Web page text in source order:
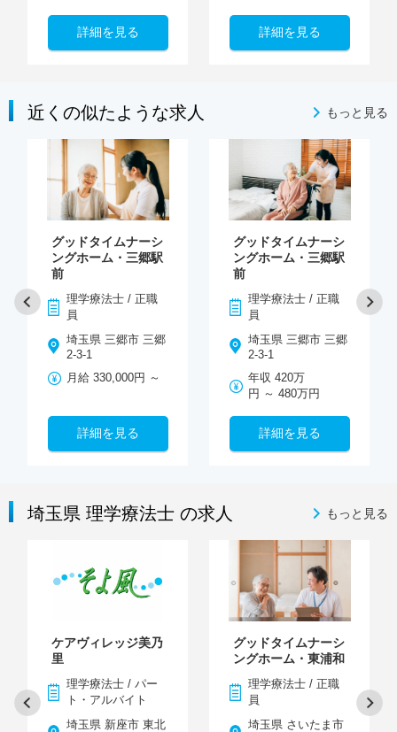
詳細を見る 詳細を見る
近くの似たような求人 もっと見る
グッドタイムナーシ
ングホーム・三郷駅
前
理学療法士 / 正職
員
埼玉県 三郷市 三郷
2-3-1
月給 330,000円 ～
詳細を見る
グッドタイムナーシ
ングホーム・三郷駅
前
理学療法士 / 正職
員
埼玉県 三郷市 三郷
2-3-1
年収 420万
円 ～ 480万円
詳細を見る
埼玉県 理学療法士 の求人 もっと見る
ケアヴィレッジ美乃
里
理学療法士 / パー
ト・アルバイト
埼玉県 新座市 東北
グッドタイムナーシ
ングホーム・東浦和
理学療法士 / 正職
員
埼玉県 さいたま市